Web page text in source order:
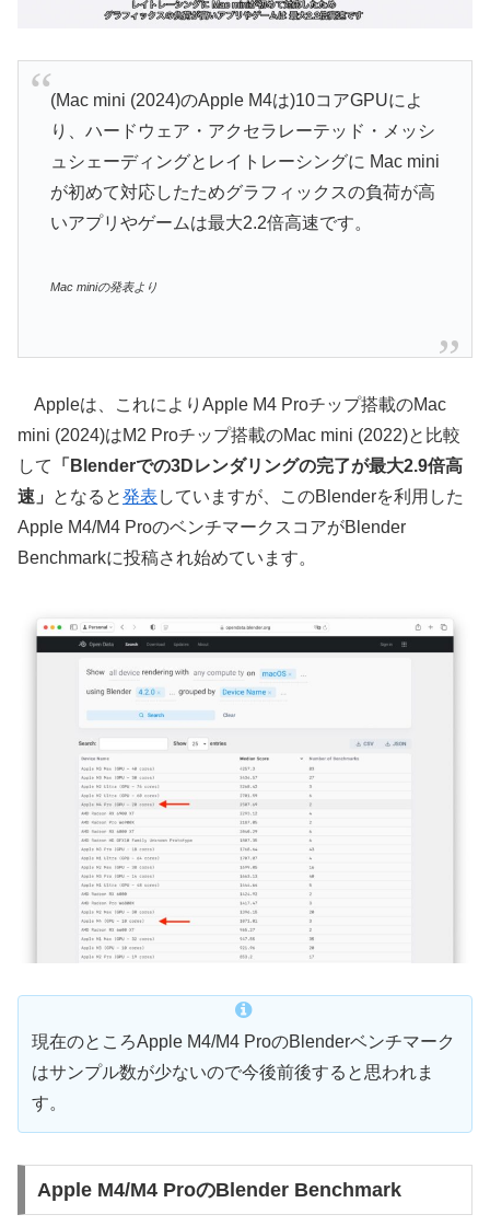
(Mac mini (2024)のApple M4は)10コアGPUによ
り、ハードウェア・アクセラレーテッド・メッシ
ュシェーディングとレイトレーシングに Mac mini
が初めて対応したためグラフィックスの負荷が高
いアプリやゲームは最大2.2倍高速です。
Mac miniの発表より
Appleは、これによりApple M4 Proチップ搭載のMac
mini (2024)はM2 Proチップ搭載のMac mini (2022)と比較
して
「Blenderでの3Dレンダリングの完了が最大2.9倍高
速」
となると発表 していますが、このBlenderを利用した
Apple M4/M4 ProのベンチマークスコアがBlender
Benchmarkに投稿され始めています。
現在のところApple M4/M4 ProのBlenderベンチマーク
はサンプル数が少ないので今後前後すると思われま
す。
Apple M4/M4 ProのBlender Benchmark